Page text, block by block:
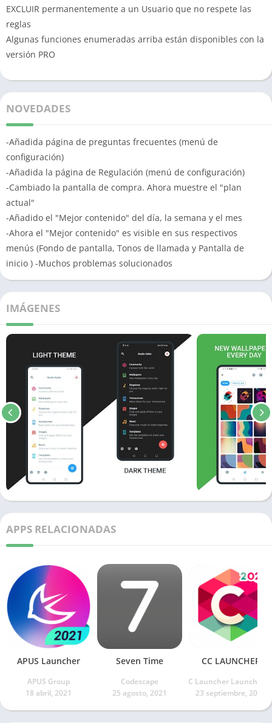
EXCLUIR permanentemente a un Usuario que no respete las
reglas
Algunas funciones enumeradas arriba están disponibles con la
versión PRO
NOVEDADES
-Añadida página de preguntas frecuentes (menú de
configuración)
-Añadida la página de Regulación (menú de configuración)
-Cambiado la pantalla de compra. Ahora muestre el "plan
actual"
-Añadido el "Mejor contenido" del día, la semana y el mes
-Ahora el "Mejor contenido" es visible en sus respectivos
menús (Fondo de pantalla, Tonos de llamada y Pantalla de
inicio ) -Muchos problemas solucionados
IMÁGENES
APPS RELACIONADAS
APUS Launcher
APUS Group
18 abril, 2021
Seven Time
Codescape
25 agosto, 2021
CC LAUNCHER
23 septiembre, 2021